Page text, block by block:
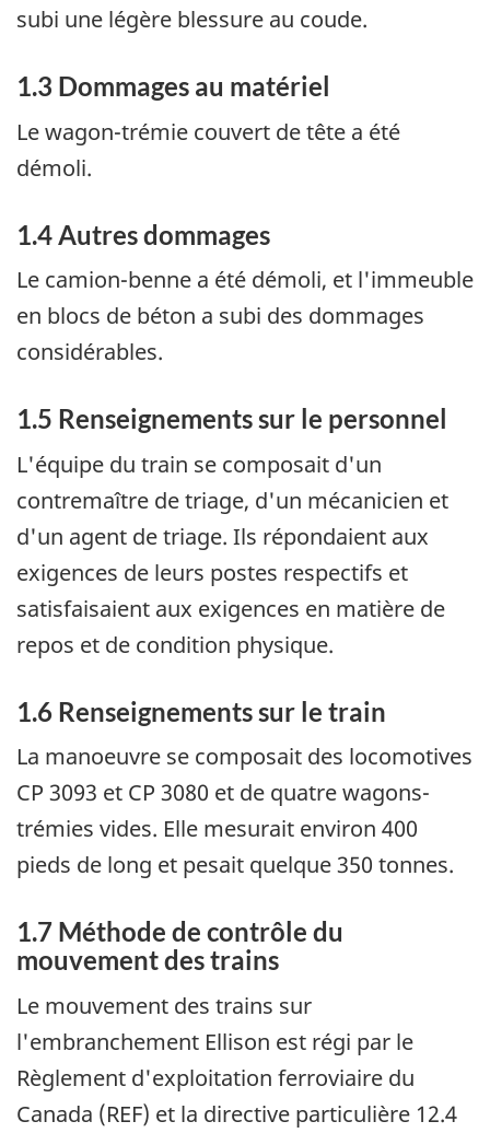
subi une légère blessure au coude.
1.3 Dommages au matériel
Le wagon-trémie couvert de tête a été
démoli.
1.4 Autres dommages
Le camion-benne a été démoli, et l'immeuble
en blocs de béton a subi des dommages
considérables.
1.5 Renseignements sur le personnel
L'équipe du train se composait d'un
contremaître de triage, d'un mécanicien et
d'un agent de triage. Ils répondaient aux
exigences de leurs postes respectifs et
satisfaisaient aux exigences en matière de
repos et de condition physique.
1.6 Renseignements sur le train
La manoeuvre se composait des locomotives
CP 3093 et CP 3080 et de quatre wagons-
trémies vides. Elle mesurait environ 400
pieds de long et pesait quelque 350 tonnes.
1.7 Méthode de contrôle du
mouvement des trains
Le mouvement des trains sur
l'embranchement Ellison est régi par le
Règlement d'exploitation ferroviaire du
Canada (REF) et la directive particulière 12.4